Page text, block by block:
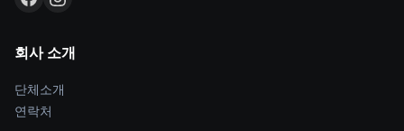
회사 소개
단체소개
연락처